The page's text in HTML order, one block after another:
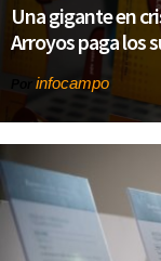
Una gigante en
Arroyos paga los
infocampo